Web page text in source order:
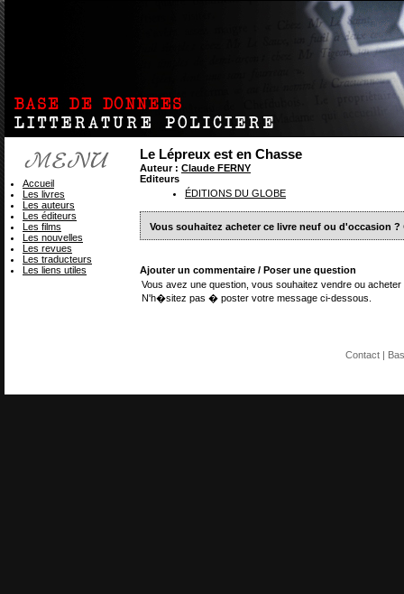
Le Lépreux est en Chasse
Auteur : Claude FERNY
Editeurs
ÉDITIONS DU GLOBE
Vous souhaitez acheter ce livre neuf ou d'occasion ?
Ajouter un commentaire / Poser une question
Vous avez une question, vous souhaitez vendre ou
N'h�sitez pas � poster votre message ci-dessous.
Accueil
Les livres
Les auteurs
Les éditeurs
Les films
Les nouvelles
Les revues
Les traducteurs
Les liens utiles
Contact|